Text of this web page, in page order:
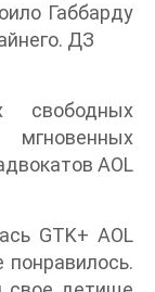
Габбарду
ДЗ
мгновенных
AOL
GTK+ AOL
понравилось.